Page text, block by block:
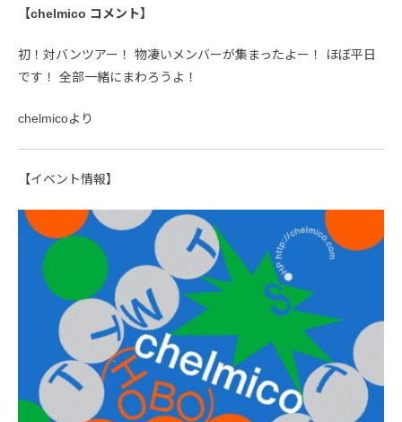
【chelmico コメント】
初！対バンツアー！ 物凄いメンバーが集まったよー！ ほぼ平日
です！ 全部一緒にまわろうよ！
chelmicoより
【イベント情報】